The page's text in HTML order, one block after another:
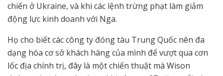
chiến ở Ukraine, và khi các lệnh trừng phạt làm giảm
động lực kinh doanh với Nga.
Họ cho biết các công ty đóng tàu Trung Quốc nên đa
dạng hóa cơ sở khách hàng của mình để vượt qua cơn
lốc địa chính trị, đây là một chiến thuật mà Wison